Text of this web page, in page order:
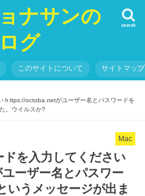
ナサンの
グ
search
このサイトについて サイトマップ
ｈttps://octoba.netがユーザー名とパスワードを
。ウイルスか?
Mac
を入力してください
ーザー名とパスワー
いうメッセージが出ま